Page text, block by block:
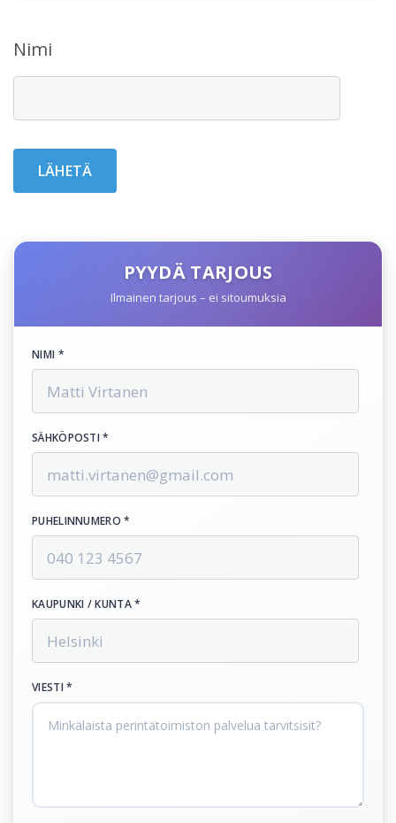
Nimi
PYYDÄ TARJOUS
Ilmainen tarjous – ei sitoumuksia
NIMI *
SÄHKÖPOSTI *
PUHELINNUMERO *
KAUPUNKI / KUNTA *
VIESTI *